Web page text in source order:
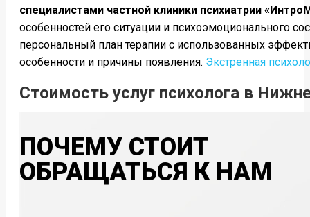
специалистами частной клиники психиатрии
особенностей его ситуации и психоэмоционального
персональный план терапии с использованных
особенности и причины появления. Экстренная
Стоимость услуг психолога в
ПОЧЕМУ СТОИТ
ОБРАЩАТЬСЯ К НАМ